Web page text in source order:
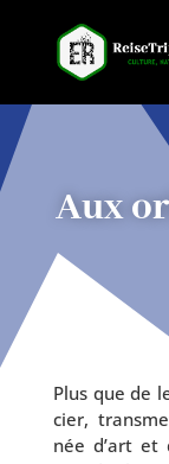
Aux
Plus que de
cier,
née d’art et